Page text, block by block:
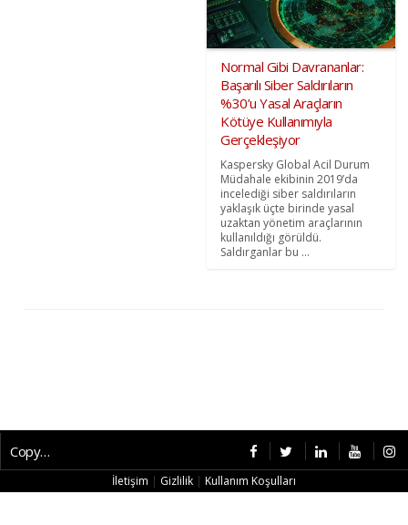
Normal Gibi Davrananlar:
Başarılı Siber Saldırıların
%30’u Yasal Araçların
Kötüye Kullanımıyla
Gerçekleşiyor
Kaspersky Global Acil Durum
Müdahale ekibinin 2019’da
incelediği siber saldırıların
yaklaşık üçte birinde yasal
uzaktan yönetim araçlarının
kullanıldığı görüldü.
Saldırganlar bu ...
Copyright © 2026 CybermagOnline
İletişim | Gizlilik | Kullanım Koşulları